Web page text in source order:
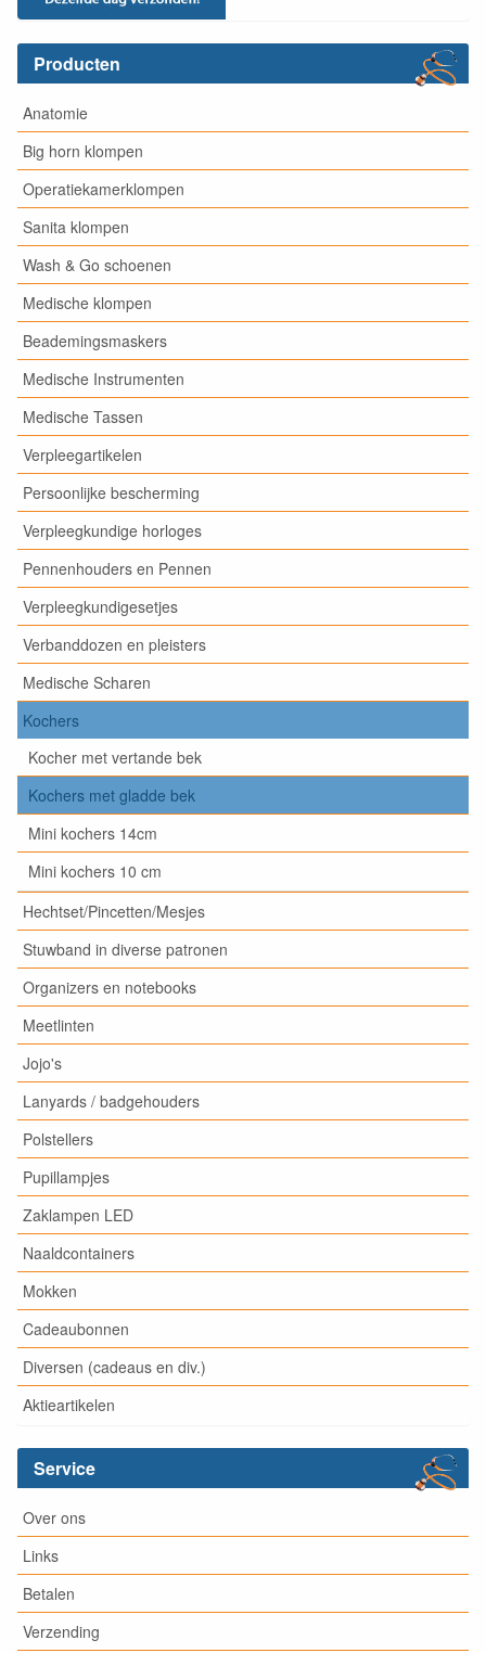
Producten
Anatomie
Big horn klompen
Operatiekamerklompen
Sanita klompen
Wash & Go schoenen
Medische klompen
Beademingsmaskers
Medische Instrumenten
Medische Tassen
Verpleegartikelen
Persoonlijke bescherming
Verpleegkundige horloges
Pennenhouders en Pennen
Verpleegkundigesetjes
Verbanddozen en pleisters
Medische Scharen
Kochers
Kocher met vertande bek
Kochers met gladde bek
Mini kochers 14cm
Mini kochers 10 cm
Hechtset/Pincetten/Mesjes
Stuwband in diverse patronen
Organizers en notebooks
Meetlinten
Jojo's
Lanyards / badgehouders
Polstellers
Pupillampjes
Zaklampen LED
Naaldcontainers
Mokken
Cadeaubonnen
Diversen (cadeaus en div.)
Aktieartikelen
Service
Over ons
Links
Betalen
Verzending